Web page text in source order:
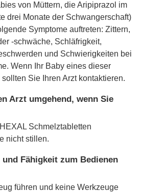
von Müttern, die Aripiprazol im
drei Monate der Schwangerschaft)
Symptome auftreten: Zittern,
-schwäche, Schläfrigkeit,
und Schwierigkeiten bei
Wenn Ihr Baby eines dieser
Sie Ihren Arzt kontaktieren.
Arzt umgehend, wenn Sie
Schmelztabletten
nicht stillen.
Fähigkeit zum Bedienen
führen und keine Werkzeuge